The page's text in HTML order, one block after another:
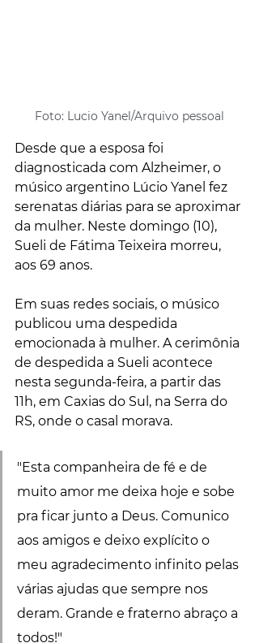
Foto: Lucio Yanel/Arquivo pessoal
Desde que a esposa foi
diagnosticada com Alzheimer, o
músico argentino Lúcio Yanel fez
serenatas diárias para se aproximar
da mulher. Neste domingo (10),
Sueli de Fátima Teixeira morreu,
aos 69 anos.
Em suas redes sociais, o músico
publicou uma despedida
emocionada à mulher. A cerimônia
de despedida a Sueli acontece
nesta segunda-feira, a partir das
11h, em Caxias do Sul, na Serra do
RS, onde o casal morava.
"Esta companheira de fé e de
muito amor me deixa hoje e sobe
pra ficar junto a Deus. Comunico
aos amigos e deixo explícito o
meu agradecimento infinito pelas
várias ajudas que sempre nos
deram. Grande e fraterno abraço a
todos!"